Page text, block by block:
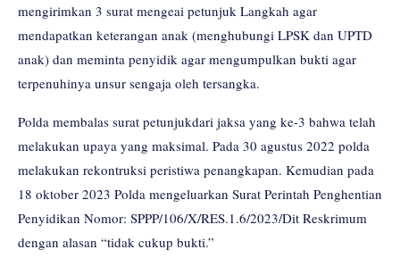
mengirimkan 3 surat mengeai petunjuk Langkah agar
mendapatkan keterangan anak (menghubungi LPSK dan UPTD
anak) dan meminta penyidik agar mengumpulkan bukti agar
terpenuhinya unsur sengaja oleh tersangka.
Polda membalas surat petunjukdari jaksa yang ke-3 bahwa telah
melakukan upaya yang maksimal. Pada 30 agustus 2022 polda
melakukan rekontruksi peristiwa penangkapan. Kemudian pada
18 oktober 2023 Polda mengeluarkan Surat Perintah Penghentian
Penyidikan Nomor: SPPP/106/X/RES.1.6/2023/Dit Reskrimum
dengan alasan “tidak cukup bukti.”